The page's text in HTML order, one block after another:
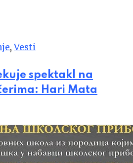
,Vesti
spektakl na
Hari Mata